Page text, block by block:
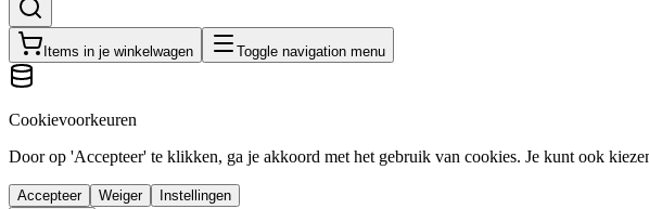
Items in je winkelwagen Toggle navigation menu
Cookievoorkeuren
Door op 'Accepteer' te klikken, ga je akkoord met het gebruik van cookies. Je kunt ook
Accepteer Weiger Instellingen